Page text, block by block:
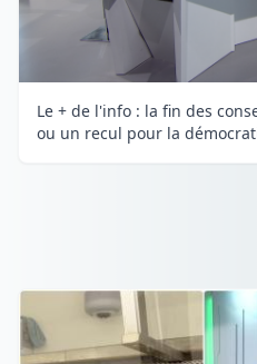
Le + de l'info : la fin des
ou un recul pour la